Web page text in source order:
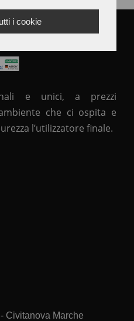
i cookie
e unici, a prezzi
che ci ospita e
l’utilizzatore finale.
Civitanova Marche